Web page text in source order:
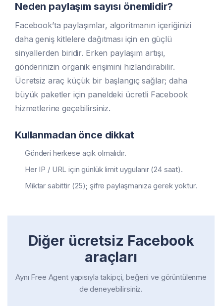
Neden paylaşım sayısı önemlidir?
Facebook’ta paylaşımlar, algoritmanın içeriğinizi
daha geniş kitlelere dağıtması için en güçlü
sinyallerden biridir. Erken paylaşım artışı,
gönderinizin organik erişimini hızlandırabilir.
Ücretsiz araç küçük bir başlangıç sağlar; daha
büyük paketler için paneldeki ücretli Facebook
hizmetlerine geçebilirsiniz.
Kullanmadan önce dikkat
Gönderi herkese açık olmalıdır.
Her IP / URL için günlük limit uygulanır (24 saat).
Miktar sabittir (25); şifre paylaşmanıza gerek yoktur.
Diğer ücretsiz Facebook
araçları
Aynı Free Agent yapısıyla takipçi, beğeni ve görüntülenme
de deneyebilirsiniz.